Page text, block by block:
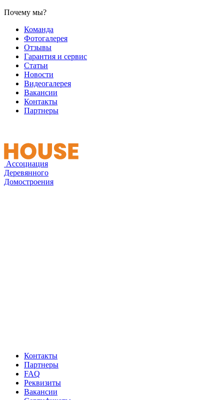
Почему мы?
Команда
Фотогалерея
Отзывы
Гарантия и сервис
Статьи
Новости
Видеогалерея
Вакансии
Контакты
Партнеры
Ассоциация
Деревянного
Домостроения
Контакты
Партнеры
FAQ
Реквизиты
Вакансии